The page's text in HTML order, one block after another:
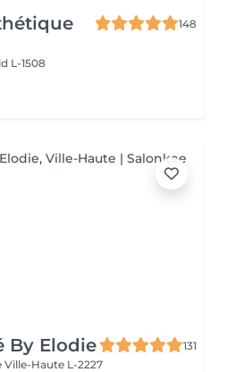
148
L-1508
By Elodie
131
Ville-Haute L-2227